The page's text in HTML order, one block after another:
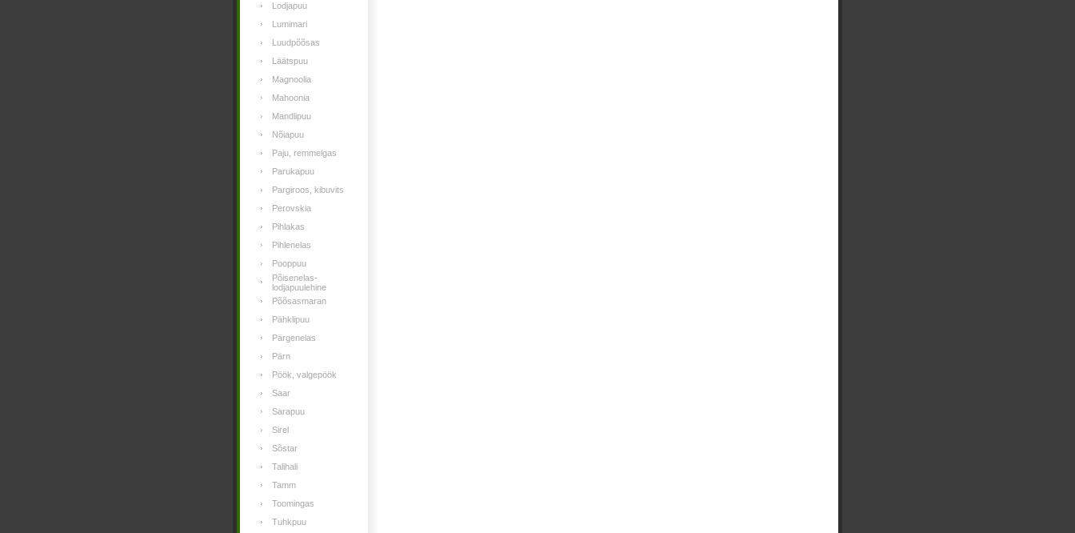
Lodjapuu
Lumimari
Luudpõõsas
Läätspuu
Magnoolia
Mahoonia
Mandlipuu
Nõiapuu
Paju, remmelgas
Parukapuu
Pargiroos, kibuvits
Perovskia
Pihlakas
Pihlenelas
Pooppuu
Põisenelas-
lodjapuulehine
Põõsasmaran
Pähklipuu
Pärgenelas
Pärn
Pöök, valgepöök
Saar
Sarapuu
Sirel
Sõstar
Talihali
Tamm
Toomingas
Tuhkpuu